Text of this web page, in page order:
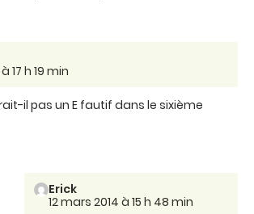
17 h 19 min
il pas un E fautif dans le sixième
Erick
12 mars 2014 à 15 h 48 min